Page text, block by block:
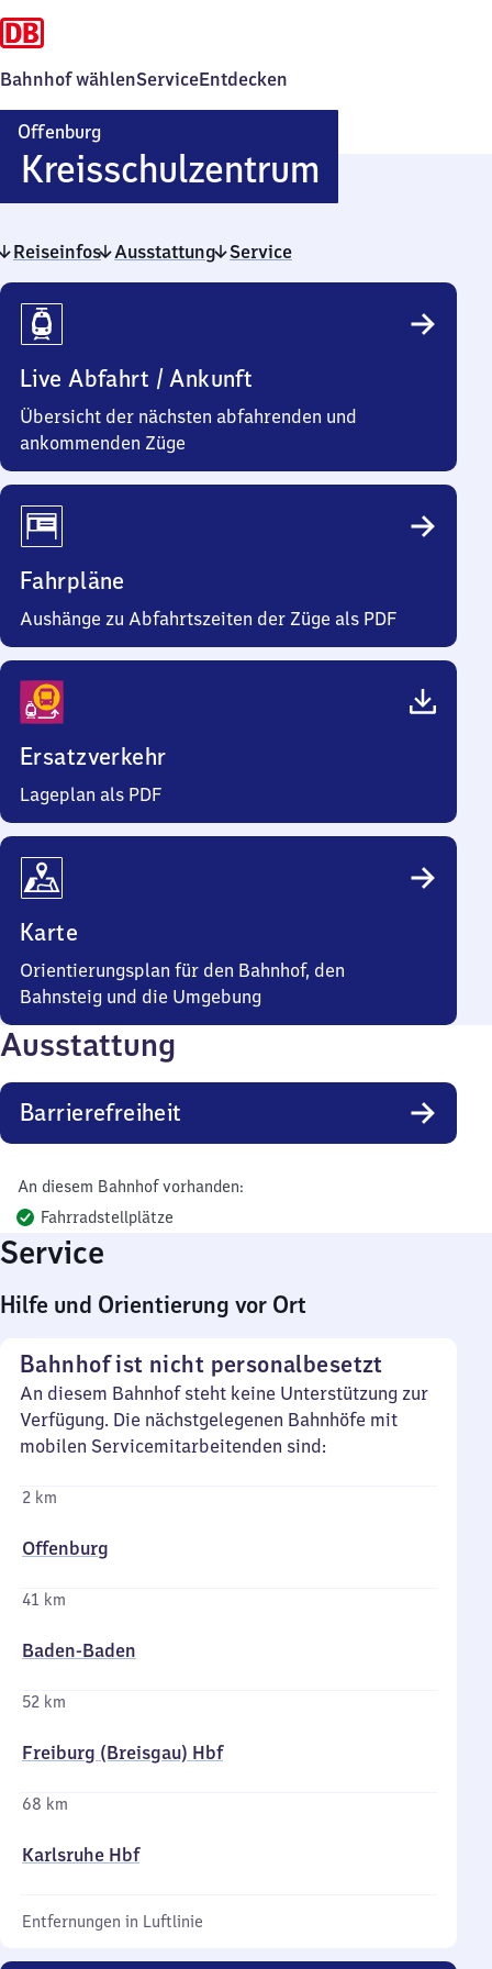
Bahnhof wählenServiceEntdecken
Offenburg
KreisschulzentrumOffenburg
Reiseinfos Ausstattung Service
Reiseinfos
Live Abfahrt / Ankunft
Übersicht der nächsten abfahrenden und
ankommenden Züge
Fahrpläne
Aushänge zu Abfahrtszeiten der Züge als PDF
Ersatzverkehr
Lageplan als PDF
Karte
Orientierungsplan für den Bahnhof, den
Bahnsteig und die Umgebung
Ausstattung
Barrierefreiheit
An diesem Bahnhof vorhanden:
Fahrradstellplätze
Service
Hilfe und Orientierung vor Ort
Bahnhof ist nicht personalbesetzt
An diesem Bahnhof steht keine Unterstützung zur
Verfügung. Die nächstgelegenen Bahnhöfe mit
mobilen Servicemitarbeitenden sind:
2 km
Offenburg
41 km
Baden-Baden
52 km
Freiburg (Breisgau) Hbf
68 km
Karlsruhe Hbf
Entfernungen in Luftlinie